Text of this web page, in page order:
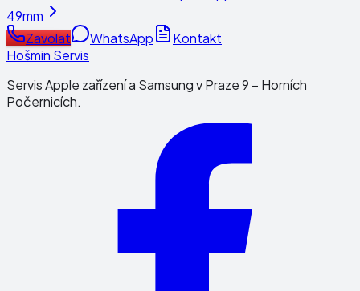
49mm
Zavolat
WhatsApp
Kontakt
Hošmin Servis
Servis Apple zařízení a Samsung v Praze 9 – Horních
Počernicích.